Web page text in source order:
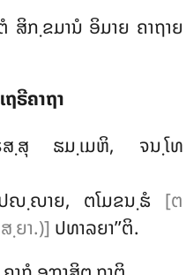
ກ຺ຂມານໍ ອິມາຍ ຄາຖາຍ
ຣີຄາຖາ
ສ຺ສຸ ຘມ຺ເມຫິ, ຈນ຺ໂທ
ຎ຺ຎາຍ, ຕໂມຂນ຺ຘໍ [ຕ
ຍາ.)] ປທາລຍາ’’ຕິ.